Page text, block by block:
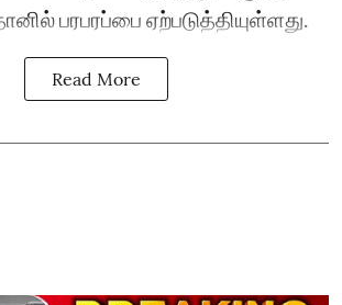
பரபரப்பை ஏற்படுத்தியுள்ளது.
Read More